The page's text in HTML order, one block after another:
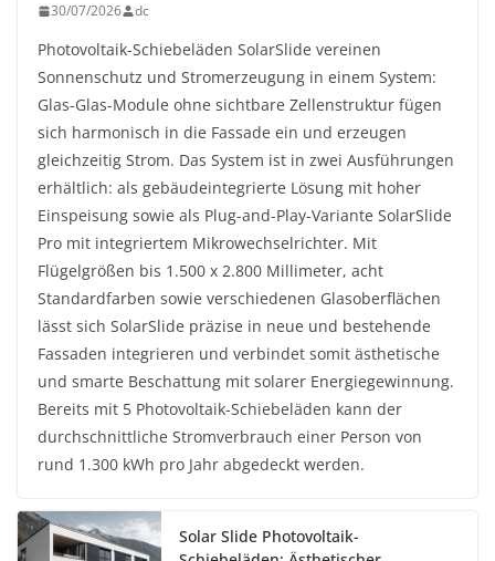
30/07/2026 dc
Photovoltaik-Schiebeläden SolarSlide vereinen
Sonnenschutz und Stromerzeugung in einem System:
Glas-Glas-Module ohne sichtbare Zellenstruktur fügen
sich harmonisch in die Fassade ein und erzeugen
gleichzeitig Strom. Das System ist in zwei Ausführungen
erhältlich: als gebäudeintegrierte Lösung mit hoher
Einspeisung sowie als Plug-and-Play-Variante SolarSlide
Pro mit integriertem Mikrowechselrichter. Mit
Flügelgrößen bis 1.500 x 2.800 Millimeter, acht
Standardfarben sowie verschiedenen Glasoberflächen
lässt sich SolarSlide präzise in neue und bestehende
Fassaden integrieren und verbindet somit ästhetische
und smarte Beschattung mit solarer Energiegewinnung.
Bereits mit 5 Photovoltaik-Schiebeläden kann der
durchschnittliche Stromverbrauch einer Person von
rund 1.300 kWh pro Jahr abgedeckt werden.
Solar Slide Photovoltaik-